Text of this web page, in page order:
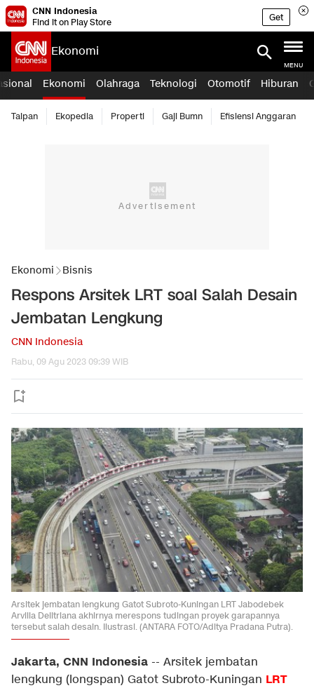
CNN Indonesia
Find it on Play Store
Get
Ekonomi
MENU
Ekonomi Olahraga Teknologi Otomotif Hiburan
Taipan Ekopedia Properti Gaji Bumn Efisiensi Anggaran
Ekonomi Bisnis
Respons Arsitek LRT soal Salah Desain
Jembatan Lengkung
CNN Indonesia
Rabu, 09 Agu 2023 09:39 WIB
Arsitek jembatan lengkung Gatot Subroto-Kuningan LRT Jabodebek
Arvilla Delitriana akhirnya merespons tudingan proyek garapannya
tersebut salah desain. Ilustrasi. (ANTARA FOTO/Aditya Pradana Putra).
Jakarta, CNN Indonesia -- Arsitek jembatan
lengkung (longspan) Gatot Subroto-Kuningan LRT